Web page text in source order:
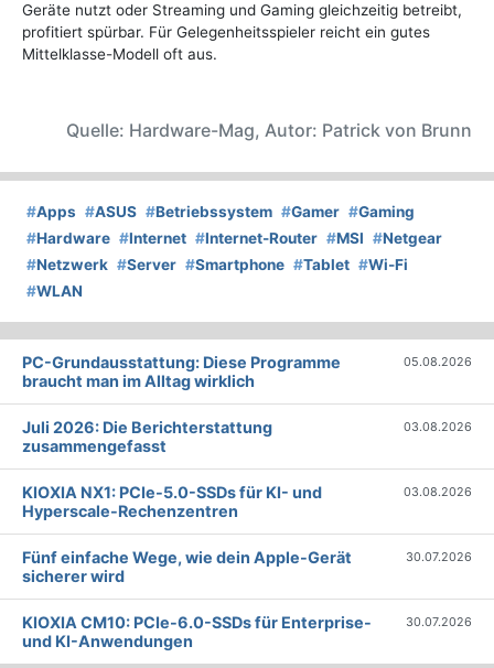
Geräte nutzt oder Streaming und Gaming gleichzeitig betreibt,
profitiert spürbar. Für Gelegenheitsspieler reicht ein gutes
Mittelklasse-Modell oft aus.
Quelle: Hardware-Mag, Autor: Patrick von Brunn
#Apps #ASUS #Betriebssystem #Gamer #Gaming
#Hardware #Internet #Internet-Router #MSI #Netgear
#Netzwerk #Server #Smartphone #Tablet #Wi-Fi
#WLAN
PC-Grundausstattung: Diese Programme
braucht man im Alltag wirklich
05.08.2026
Juli 2026: Die Bericht­erstattung
zusammengefasst
03.08.2026
KIOXIA NX1: PCIe-5.0-SSDs für KI- und
Hyperscale-Rechenzentren
03.08.2026
Fünf einfache Wege, wie dein Apple-Gerät
sicherer wird
30.07.2026
KIOXIA CM10: PCIe-6.0-SSDs für Enterprise-
und KI-Anwendungen
30.07.2026